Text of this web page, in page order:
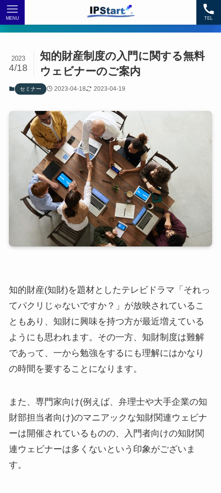
TEL
MENU
知的財産制度の入門に関する無料
ウェビナーのご案内
2023
4/18
セミナー 2023-04-18 2023-04-19
知的財産(知財)を題材としたテレビドラマ「それっ
てパクリじゃないですか？」が放映されているこ
ともあり、知財に興味を持つ方が最近増えている
ようにも思われます。その一方、知財制度は難解
であって、一から勉強をするにも理解にはかなり
の時間を要することになります。
また、専門家向け(例えば、弁理士や大手企業の知
財部担当者向け)のマニアックな知財関連ウェビナ
ーは開催されているものの、入門者向けの知財関
連ウェビナーは多くないという印象がございま
す。